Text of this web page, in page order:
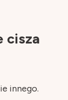
cisza
innego.